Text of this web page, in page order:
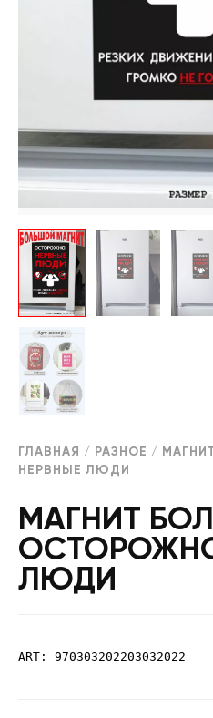
ГЛАВНАЯ / РАЗНОЕ /
НЕРВНЫЕ ЛЮДИ
МАГНИТ
ЛЮДИ
ART: 970303202203032022